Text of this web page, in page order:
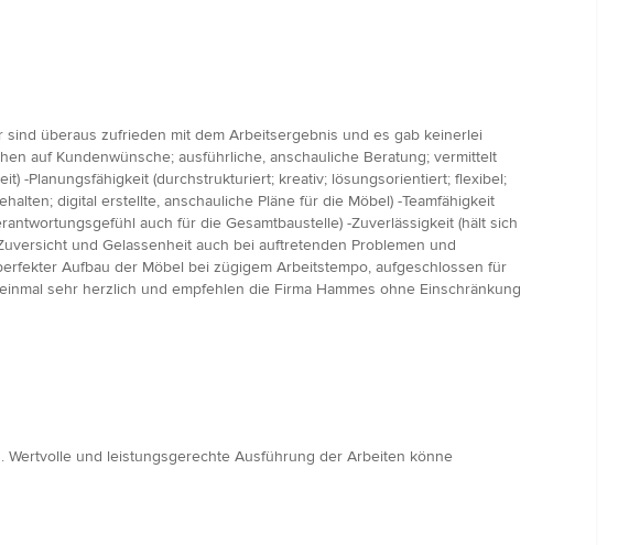
sind überaus zufrieden mit dem Arbeitsergebnis und es gab keinerlei
auf Kundenwünsche; ausführliche, anschauliche Beratung; vermittelt
-Planungsfähigkeit (durchstrukturiert; kreativ; lösungsorientiert; flexibel;
digital erstellte, anschauliche Pläne für die Möbel) -Teamfähigkeit
auch für die Gesamtbaustelle) -Zuverlässigkeit (hält sich
und Gelassenheit auch bei auftretenden Problemen und
Aufbau der Möbel bei zügigem Arbeitstempo, aufgeschlossen für
sehr herzlich und empfehlen die Firma Hammes ohne Einschränkung
Wertvolle und leistungsgerechte Ausführung der Arbeiten könne